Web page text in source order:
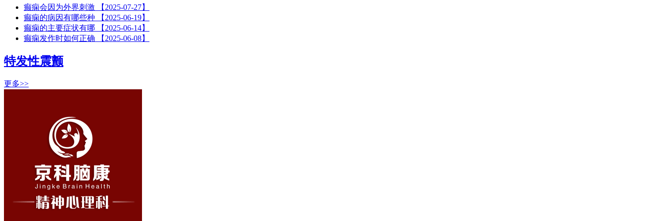
癫痫会因为外界刺激
【2025-07-27】
癫痫的病因有哪些种
【2025-06-19】
癫痫的主要症状有哪
【2025-06-14】
癫痫发作时如何正确
【2025-06-08】
特发性震颤
更多>>